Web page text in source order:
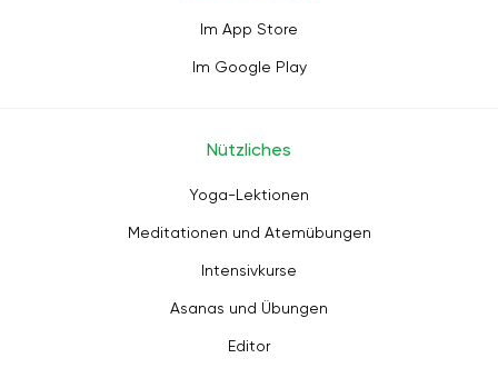
Im App Store
Im Google Play
Nützliches
Yoga-Lektionen
Meditationen und Atemübungen
Intensivkurse
Asanas und Übungen
Editor